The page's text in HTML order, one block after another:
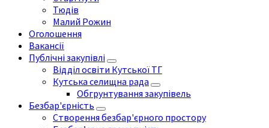
Тюдів
Малий Рожин
Оголошення
Вакансії
Публічні закупівлі
Відділ освіти Кутської ТГ
Кутська селищна рада
Обгрунтування закупівель
Безбар'єрність
Створення безбар'єрного простору